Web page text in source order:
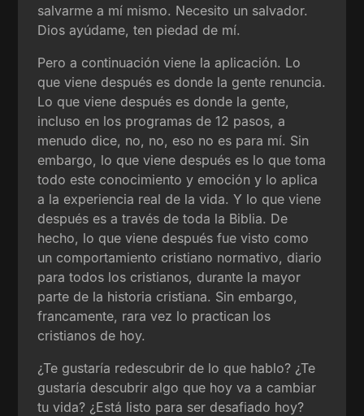
salvarme a mí mismo. Necesito un salvador.
Dios ayúdame, ten piedad de mí.
Pero a continuación viene la aplicación. Lo
que viene después es donde la gente renuncia.
Lo que viene después es donde la gente,
incluso en los programas de 12 pasos, a
menudo dice, no, no, eso no es para mí. Sin
embargo, lo que viene después es lo que toma
todo este conocimiento y emoción y lo aplica
a la experiencia real de la vida. Y lo que viene
después es a través de toda la Biblia. De
hecho, lo que viene después fue visto como
un comportamiento cristiano normativo, diario
para todos los cristianos, durante la mayor
parte de la historia cristiana. Sin embargo,
francamente, rara vez lo practican los
cristianos de hoy.
¿Te gustaría redescubrir de lo que hablo? ¿Te
gustaría descubrir algo que hoy va a cambiar
tu vida? ¿Está listo para ser desafiado hoy?